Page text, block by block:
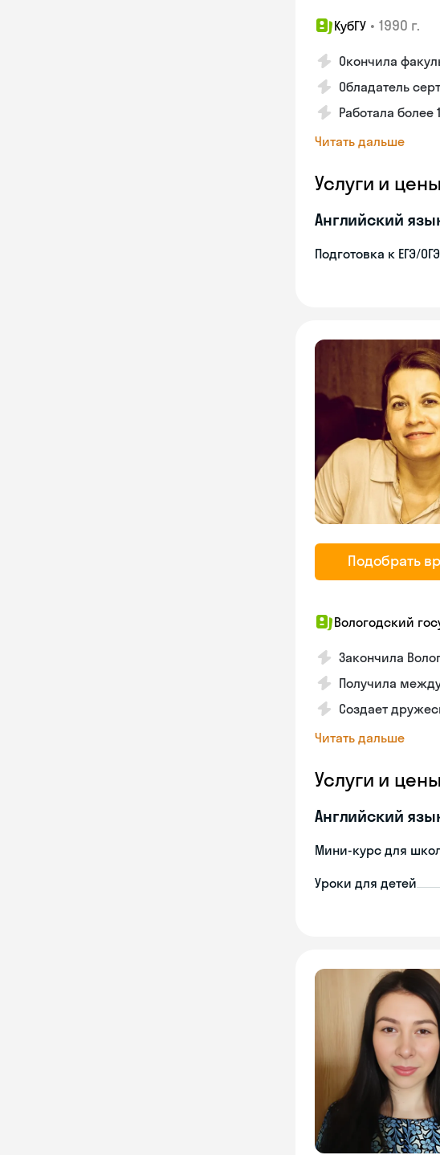
КубГУ • 1990 г.
Окончила
Обладатель
Работала более
Читать дальше
Услуги и цены
Английский
Подготовка к ЕГЭ/ОГЭ
Подобрать
Вологодский
Закончила
Получила
Создает
Читать дальше
Услуги и цены
Английский
Мини-курс для
Уроки для детей